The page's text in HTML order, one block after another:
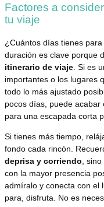
Factores a
tu viaje
¿Cuántos días tienes
duración es clave porque
itinerario de viaje . Si es
importantes o los lugares
todo lo más ajustado
pocos días, puede
para una escapada corta
Si tienes más tiempo,
fondo cada rincón.
deprisa y corriendo ,
con la mayor presencia
admíralo y conecta con el
para, disfruta. No es